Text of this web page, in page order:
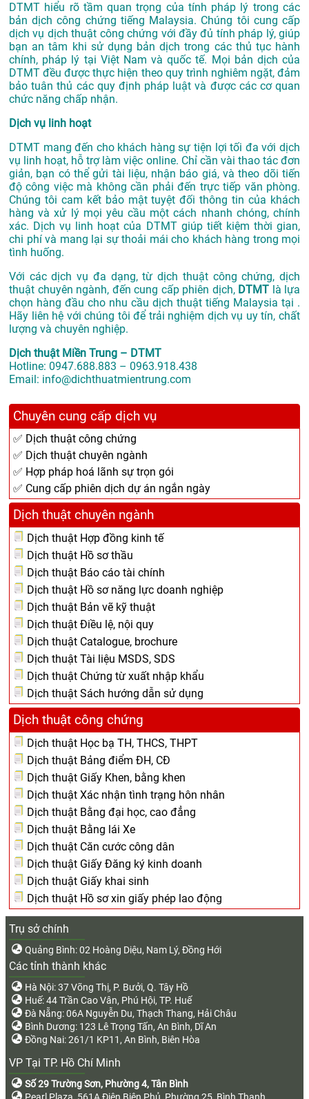
DTMT hiểu rõ tầm quan trọng của tính pháp lý trong các
bản dịch công chứng tiếng Malaysia. Chúng tôi cung cấp
dịch vụ dịch thuật công chứng với đầy đủ tính pháp lý, giúp
bạn an tâm khi sử dụng bản dịch trong các thủ tục hành
chính, pháp lý tại Việt Nam và quốc tế. Mọi bản dịch của
DTMT đều được thực hiện theo quy trình nghiêm ngặt, đảm
bảo tuân thủ các quy định pháp luật và được các cơ quan
chức năng chấp nhận.
Dịch vụ linh hoạt
DTMT mang đến cho khách hàng sự tiện lợi tối đa với dịch
vụ linh hoạt, hỗ trợ làm việc online. Chỉ cần vài thao tác đơn
giản, bạn có thể gửi tài liệu, nhận báo giá, và theo dõi tiến
độ công việc mà không cần phải đến trực tiếp văn phòng.
Chúng tôi cam kết bảo mật tuyệt đối thông tin của khách
hàng và xử lý mọi yêu cầu một cách nhanh chóng, chính
xác. Dịch vụ linh hoạt của DTMT giúp tiết kiệm thời gian,
chi phí và mang lại sự thoải mái cho khách hàng trong mọi
tình huống.
Với các dịch vụ đa dạng, từ dịch thuật công chứng, dịch
thuật chuyên ngành, đến cung cấp phiên dịch, DTMT là lựa
chọn hàng đầu cho nhu cầu dịch thuật tiếng Malaysia tại .
Hãy liên hệ với chúng tôi để trải nghiệm dịch vụ uy tín, chất
lượng và chuyên nghiệp.
Dịch thuật Miền Trung – DTMT
Hotline: 0947.688.883 – 0963.918.438
Email: info@dichthuatmientrung.com
Chuyên cung cấp dịch vụ
✅ Dịch thuật công chứng
✅ Dịch thuật chuyên ngành
✅ Hợp pháp hoá lãnh sự trọn gói
✅ Cung cấp phiên dịch dự án ngắn ngày
Dịch thuật chuyên ngành
Dịch thuật Hợp đồng kinh tế
Dịch thuật Hồ sơ thầu
Dịch thuật Báo cáo tài chính
Dịch thuật Hồ sơ năng lực doanh nghiệp
Dịch thuật Bản vẽ kỹ thuật
Dịch thuật Điều lệ, nội quy
Dịch thuật Catalogue, brochure
Dịch thuật Tài liệu MSDS, SDS
Dịch thuật Chứng từ xuất nhập khẩu
Dịch thuật Sách hướng dẫn sử dụng
Dịch thuật công chứng
Dịch thuật Học bạ TH, THCS, THPT
Dịch thuật Bảng điểm ĐH, CĐ
Dịch thuật Giấy Khen, bằng khen
Dịch thuật Xác nhận tình trạng hôn nhân
Dịch thuật Bằng đại học, cao đẳng
Dịch thuật Bằng lái Xe
Dịch thuật Căn cước công dân
Dịch thuật Giấy Đăng ký kinh doanh
Dịch thuật Giấy khai sinh
Dịch thuật Hồ sơ xin giấy phép lao động
Trụ sở chính
Quảng Bình: 02 Hoàng Diệu, Nam Lý, Đồng Hới
Các tỉnh thành khác
Hà Nội: 37 Võng Thị, P. Bưởi, Q. Tây Hồ
Huế: 44 Trần Cao Vân, Phú Hội, TP. Huế
Đà Nẵng: 06A Nguyễn Du, Thạch Thang, Hải Châu
Bình Dương: 123 Lê Trọng Tấn, An Bình, Dĩ An
Đồng Nai: 261/1 KP11, An Bình, Biên Hòa
VP Tại TP. Hồ Chí Minh
Số 29 Trường Sơn, Phường 4, Tân Bình